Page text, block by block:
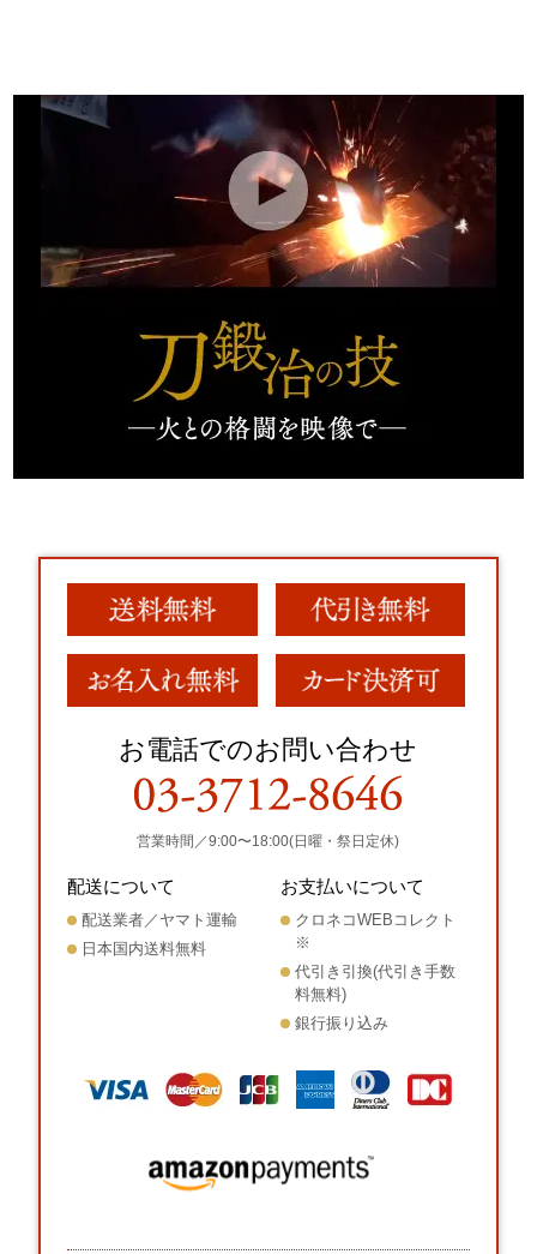
お電話でのお問い合わせ
営業時間／9:00〜18:00(日曜・祭日定休)
配送について
配送業者／ヤマト運輸
日本国内送料無料
お支払いについて
クロネコWEBコレクト
※
代引き引換(代引き手数
料無料)
銀行振り込み